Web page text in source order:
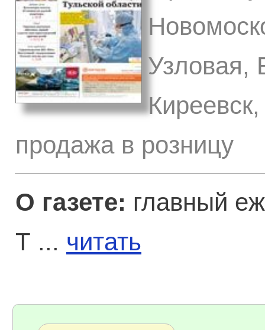
Узловая,
продажа в розницу
О газете: главный
Т ... читать